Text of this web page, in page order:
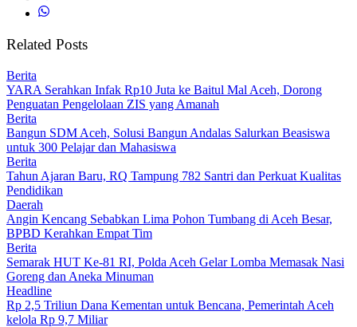
Related Posts
Berita
YARA Serahkan Infak Rp10 Juta ke Baitul Mal Aceh, Dorong
Penguatan Pengelolaan ZIS yang Amanah
Berita
Bangun SDM Aceh, Solusi Bangun Andalas Salurkan Beasiswa
untuk 300 Pelajar dan Mahasiswa
Berita
Tahun Ajaran Baru, RQ Tampung 782 Santri dan Perkuat Kualitas
Pendidikan
Daerah
Angin Kencang Sebabkan Lima Pohon Tumbang di Aceh Besar,
BPBD Kerahkan Empat Tim
Berita
Semarak HUT Ke-81 RI, Polda Aceh Gelar Lomba Memasak Nasi
Goreng dan Aneka Minuman
Headline
Rp 2,5 Triliun Dana Kementan untuk Bencana, Pemerintah Aceh
kelola Rp 9,7 Miliar